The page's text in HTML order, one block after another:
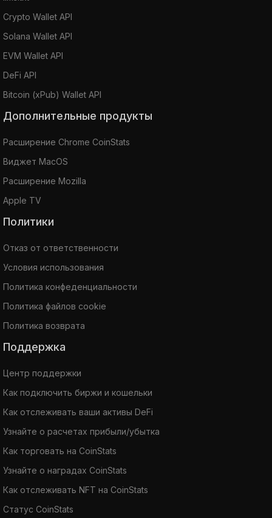
Crypto Wallet API
Solana Wallet API
EVM Wallet API
DeFi API
Bitcoin (xPub) Wallet API
Дополнительные продукты
Расширение Chrome CoinStats
Виджет MacOS
Расширение Mozilla
Apple TV
Политики
Отказ от ответственности
Условия использования
Политика конфеденциальности
Политика файлов cookie
Политика возврата
Поддержка
Центр поддержки
Как подключить биржи и кошельки
Как отслеживать ваши активы DeFi
Узнайте о расчетах прибыли/убытка
Как торговать на CoinStats
Узнайте о наградах CoinStats
Как отслеживать NFT на CoinStats
Статус CoinStats